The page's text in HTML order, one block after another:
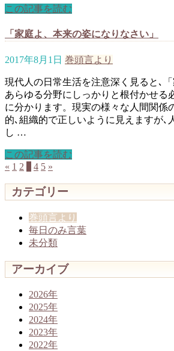
この記事を読む
「家庭よ、本来の姿になりなさい」
2017年8月1日 巻頭言より
現代人の日常生活を注意深く見ると､
あらゆる分野にしっかりと根付かせる
に分かります。現実の様々な人間関係
的､組織的で正しいように見えますが､
し …
この記事を読む
« 1 2 4 5 »
カテゴリー
巻頭言より
毎日のみ言葉
未分類
アーカイブ
2026年
2025年
2024年
2023年
2022年